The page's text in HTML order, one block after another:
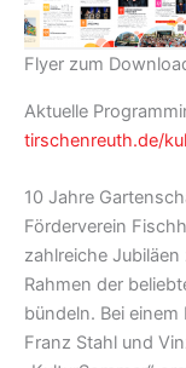
Flyer zum
Aktuelle
tirschenreuth.de/
10 Jahre
Förderverein
zahlreiche
Rahmen der
bündeln. Bei
Franz Stahl und